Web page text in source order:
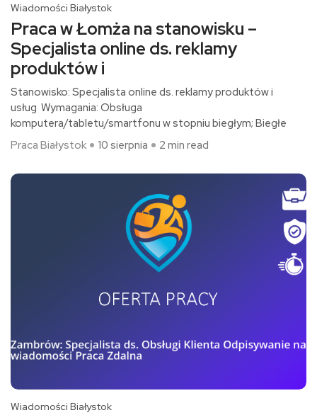
Wiadomości Białystok
Praca w Łomża na stanowisku –
Specjalista online ds. reklamy
produktów i
Stanowisko: Specjalista online ds. reklamy produktów i
usług Wymagania: Obsługa
komputera/tabletu/smartfonu w stopniu biegłym; Biegłe
Praca Białystok
10 sierpnia 2 min read
Wiadomości Białystok